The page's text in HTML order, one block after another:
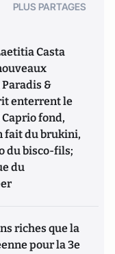
PLUS PARTAGES
Casta
&
enterrent le
fond,
fait du brukini,
du bisco-fils;
du
riches que la
pour la 3e